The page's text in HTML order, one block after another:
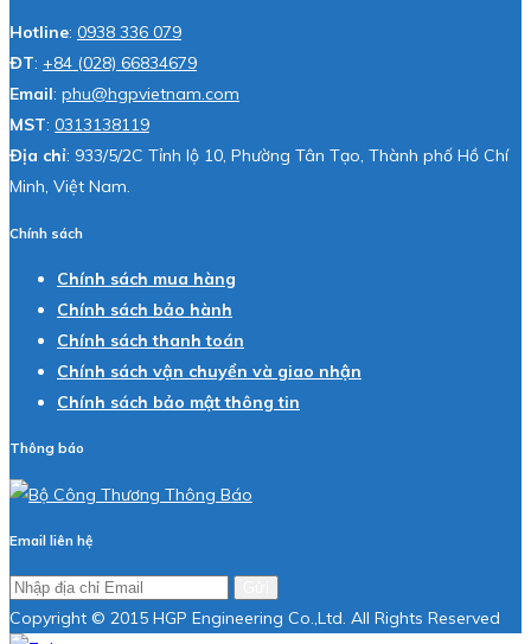
Hotline: 0938 336 079
ĐT: +84 (028) 66834679
Email: phu@hgpvietnam.com
MST: 0313138119
Địa chỉ: 933/5/2C Tỉnh lộ 10, Phường Tân Tạo, Thành phố Hồ Chí
Minh, Việt Nam.
Chính sách
Chính sách mua hàng
Chính sách bảo hành
Chính sách thanh toán
Chính sách vận chuyển và giao nhận
Chính sách bảo mật thông tin
Thông báo
Email liên hệ
Copyright © 2015 HGP Engineering Co.,Ltd. All Rights Reserved